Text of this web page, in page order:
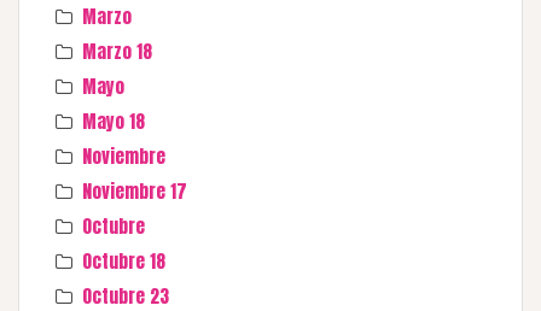
Marzo
Marzo 18
Mayo
Mayo 18
Noviembre
Noviembre 17
Octubre
Octubre 18
Octubre 23